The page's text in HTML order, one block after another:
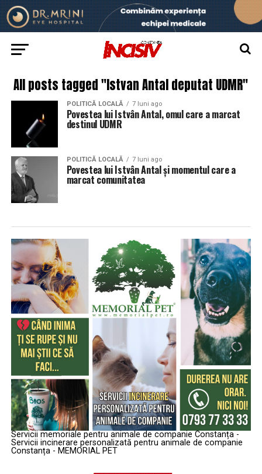
All posts tagged "Istvan Antal deputat UDMR"
POLITICĂ LOCALĂ 7 luni ago
Povestea lui Istvân Antal, omul care a marcat
destinul UDMR
POLITICĂ LOCALĂ 7 luni ago
Povestea lui Istvân Antal și momentul care a
marcat comunitatea
Servicii memoriale pentru animale de companie Constanța -
Servicii incinerare personalizată pentru animale de companie
Constanța - MEMORIAL PET